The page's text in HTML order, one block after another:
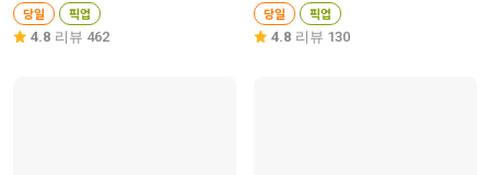
당일 픽업
4.8 리뷰 462
당일 픽업
4.8 리뷰 130